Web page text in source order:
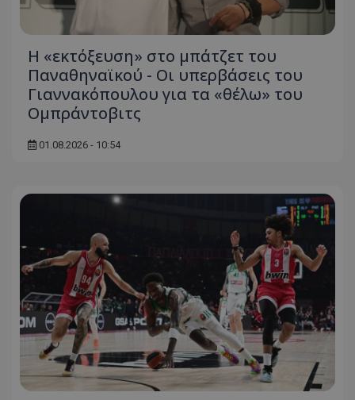
Η «εκτόξευση» στο μπάτζετ του
Παναθηναϊκού - Οι υπερβάσεις του
Γιαννακόπουλου για τα «θέλω» του
Ομπράντοβιτς
01.08.2026 - 10:54